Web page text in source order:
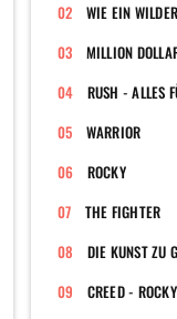
WIE EIN
MILLION
RUSH - ALLES
WARRIOR
ROCKY
THE FIGHTER
DIE KUNST ZU
CREED -